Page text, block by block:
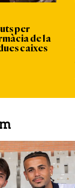
per
de la
caixes